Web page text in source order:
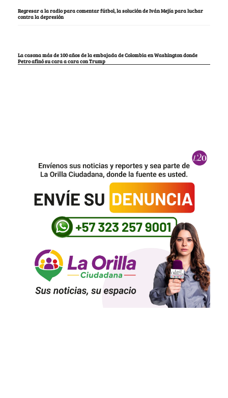
Regresar a la radio para comentar fútbol, la solución de Iván Mejía para luchar
contra la depresión
La casona más de 100 años de la embajada de Colombia en Washington donde
Petro afinó su cara a cara con Trump